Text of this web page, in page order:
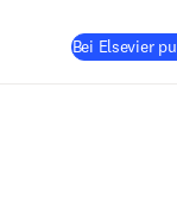
Bei Elsevier